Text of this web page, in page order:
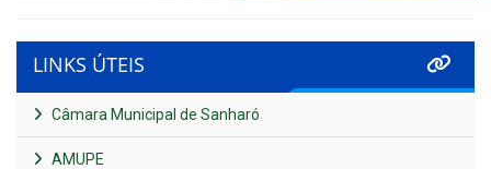
LINKS ÚTEIS
Câmara Municipal de Sanharó
AMUPE